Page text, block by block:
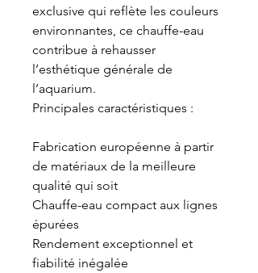
exclusive qui reflète les couleurs
environnantes, ce chauffe-eau
contribue à rehausser
l’esthétique générale de
l’aquarium.
Principales caractéristiques :
Fabrication européenne à partir
de matériaux de la meilleure
qualité qui soit
Chauffe-eau compact aux lignes
épurées
Rendement exceptionnel et
fiabilité inégalée